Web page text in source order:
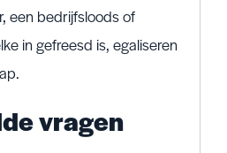
een bedrijfsloods of
in gefreesd is, egaliseren
vragen